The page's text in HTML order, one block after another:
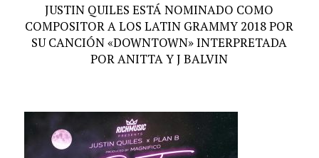
JUSTIN QUILES ESTÁ NOMINADO COMO
COMPOSITOR A LOS LATIN GRAMMY 2018 POR
SU CANCIÓN «DOWNTOWN» INTERPRETADA
POR ANITTA Y J BALVIN